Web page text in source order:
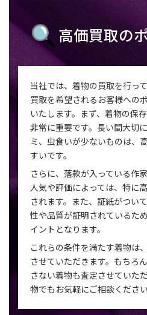
高価買取の
当社では、着物の買取を行っ
買取を希望されるお客様への
いたします。まず、着物の保
非常に重要です。長い間大切
ミ、虫食いが少ないものは、
すいです。
さらに、落款が入っている作
人気や評価によっては、特に
されます。また、証紙がつい
性や品質が証明されているた
イントとなります。
これらの条件を満たす着物は
させていただきます。もちろ
さない着物も査定させていた
物でもお気軽にご相談ください